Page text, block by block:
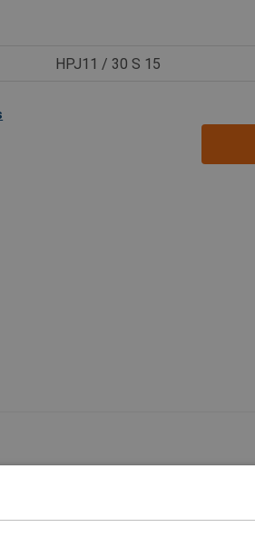
HPJ11 / 30 S 15